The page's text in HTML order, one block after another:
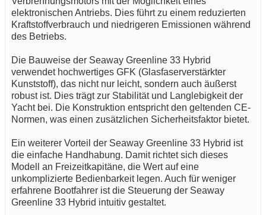
elektronischen Antriebs. Dies führt zu einem reduzierten
Kraftstoffverbrauch und niedrigeren Emissionen während
des Betriebs.
Die Bauweise der Seaway Greenline 33 Hybrid
verwendet hochwertiges GFK (Glasfaserverstärkter
Kunststoff), das nicht nur leicht, sondern auch äußerst
robust ist. Dies trägt zur Stabilität und Langlebigkeit der
Yacht bei. Die Konstruktion entspricht den geltenden CE-
Normen, was einen zusätzlichen Sicherheitsfaktor bietet.
Ein weiterer Vorteil der Seaway Greenline 33 Hybrid ist
die einfache Handhabung. Damit richtet sich dieses
Modell an Freizeitkapitäne, die Wert auf eine
unkomplizierte Bedienbarkeit legen. Auch für weniger
erfahrene Bootfahrer ist die Steuerung der Seaway
Greenline 33 Hybrid intuitiv gestaltet.